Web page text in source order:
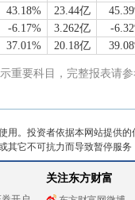
43.18% 23.44亿
-6.17% 3.262亿
-
37.01% 20.18亿
重要科目，完整报表请
用。投资者依据本网站提供
其它不可抗力而导致暂停服